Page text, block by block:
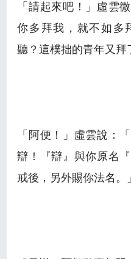
「請起來吧！」虛雲
你多拜我，就不如多
聽？這樸拙的青年又拜
「阿便！」虛雲說：
辯！『辯』與你原名
戒後，另外賜你法名。